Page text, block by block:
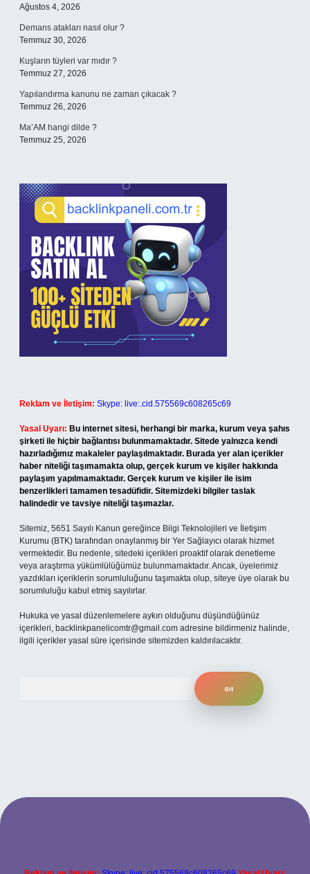
Ağustos 4, 2026
Demans atakları nasıl olur ?
Temmuz 30, 2026
Kuşların tüyleri var mıdır ?
Temmuz 27, 2026
Yapılandırma kanunu ne zaman çıkacak ?
Temmuz 26, 2026
Ma’AM hangi dilde ?
Temmuz 25, 2026
Reklam ve İletişim: Skype: live:.cid.575569c608265c69
Yasal Uyarı: Bu internet sitesi, herhangi bir marka, kurum veya şahıs
şirketi ile hiçbir bağlantısı bulunmamaktadır. Sitede yalnızca kendi
hazırladığımız makaleler paylaşılmaktadır. Burada yer alan içerikler
haber niteliği taşımamakta olup, gerçek kurum ve kişiler hakkında
paylaşım yapılmamaktadır. Gerçek kurum ve kişiler ile isim
benzerlikleri tamamen tesadüfidir. Sitemizdeki bilgiler taslak
halindedir ve tavsiye niteliği taşımazlar.
Sitemiz, 5651 Sayılı Kanun gereğince Bilgi Teknolojileri ve İletişim
Kurumu (BTK) tarafından onaylanmış bir Yer Sağlayıcı olarak hizmet
vermektedir. Bu nedenle, sitedeki içerikleri proaktif olarak denetleme
veya araştırma yükümlülüğümüz bulunmamaktadır. Ancak, üyelerimiz
yazdıkları içeriklerin sorumluluğunu taşımakta olup, siteye üye olarak bu
sorumluluğu kabul etmiş sayılırlar.
Hukuka ve yasal düzenlemelere aykırı olduğunu düşündüğünüz
içerikleri, backlinkpanelicomtr@gmail.com adresine bildirmeniz halinde,
ilgili içerikler yasal süre içerisinde sitemizden kaldırılacaktır.